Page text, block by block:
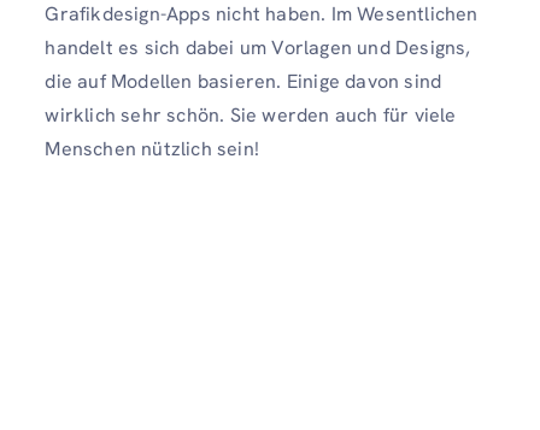
Grafikdesign-Apps nicht haben. Im Wesentlichen
handelt es sich dabei um Vorlagen und Designs,
die auf Modellen basieren. Einige davon sind
wirklich sehr schön. Sie werden auch für viele
Menschen nützlich sein!